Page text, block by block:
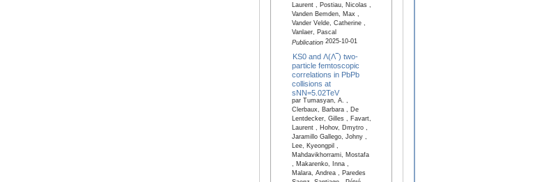
Laurent , Postiau, Nicolas ,
Vanden Bemden, Max ,
Vander Velde, Catherine ,
Vanlaer, Pascal
Publication2025-10-01
KS0 and Λ(Λ‾) two-
particle femtoscopic
correlations in PbPb
collisions at
sNN=5.02TeV
par Tumasyan, A. ,
Clerbaux, Barbara , De
Lentdecker, Gilles , Favart,
Laurent , Hohov, Dmytro ,
Jaramillo Gallego, Johny ,
Lee, Kyeongpil ,
Mahdavikhorrami, Mostafa
, Makarenko, Inna ,
Malara, Andrea , Paredes